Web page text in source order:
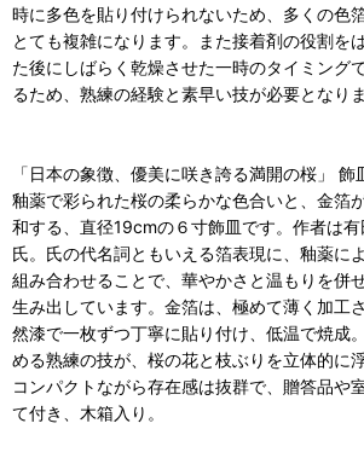
時に多色を貼り付けられないため、多くの色
とても複雑になります。また接着剤の役割を
た後にしばらく乾燥させた一時のタイミング
るため、熟練の経験と素早い技が必要となりま
「日本の象徴、優美に咲き誇る満開の桜」 飾
釉薬で彩られた桜の柔らかな色合いと、金箔
和する、直径19cmの６寸飾皿です。作者は
氏。氏の代名詞ともいえる箔表現に、釉薬に
組み合わせることで、華やかさと温もりを併
生み出しています。金箔は、極めて薄く加工
然漆で一枚ずつ丁寧に貼り付け、低温で焼成
める熟練の技が、桜の花と枝ぶりを立体的に
コンパクトながら存在感は抜群で、贈答品や
て付き、木箱入り。